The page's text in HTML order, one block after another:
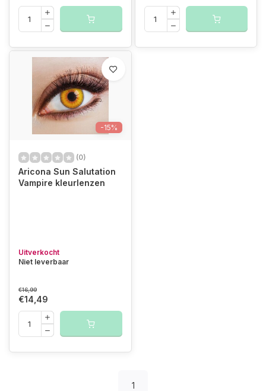
-15%
(0)
Aricona Sun Salutation
Vampire kleurlenzen
Uitverkocht
Niet leverbaar
€16,99
€14,49
1